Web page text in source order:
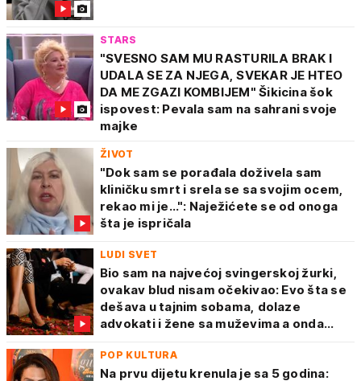
STARS
"SVESNO SAM MU RASTURILA BRAK I
UDALA SE ZA NJEGA, SVEKAR JE HTEO
DA ME ZGAZI KOMBIJEM" Šikicina šok
ispovest: Pevala sam na sahrani svoje
majke
ŽIVOT
"Dok sam se porađala doživela sam
kliničku smrt i srela se sa svojim ocem,
rekao mi je...": Naježićete se od onoga
šta je ispričala
LUDI SVET
Bio sam na najvećoj svingerskoj žurki,
ovakav blud nisam očekivao: Evo šta se
dešava u tajnim sobama, dolaze
advokati i žene sa muževima a onda...
POP KULTURA
Na prvu dijetu krenula je sa 5 godina: